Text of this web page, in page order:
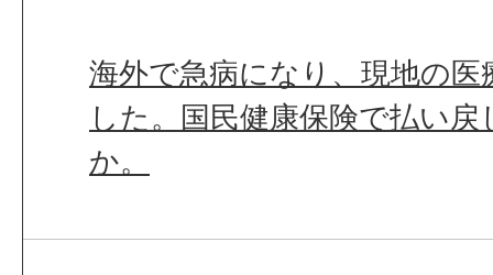
海外で急病になり、現地の
した。国民健康保険で払い
か。